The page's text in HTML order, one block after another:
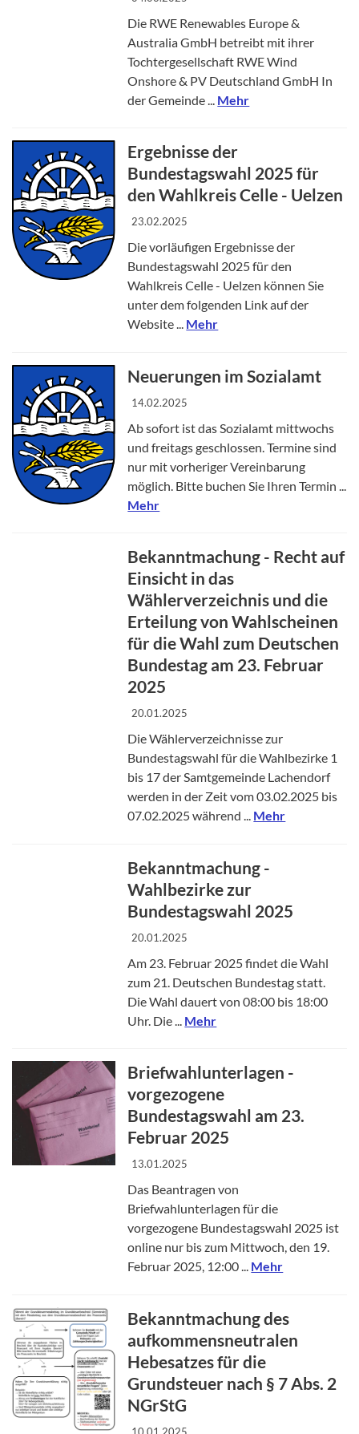
Die RWE Renewables Europe &
Australia GmbH betreibt mit ihrer
Tochtergesellschaft RWE Wind
Onshore & PV Deutschland GmbH In
der Gemeinde ... Mehr
Ergebnisse der
Bundestagswahl 2025 für
den Wahlkreis Celle - Uelzen
23.02.2025
Die vorläufigen Ergebnisse der
Bundestagswahl 2025 für den
Wahlkreis Celle - Uelzen können Sie
unter dem folgenden Link auf der
Website ... Mehr
Neuerungen im Sozialamt
14.02.2025
Ab sofort ist das Sozialamt mittwochs
und freitags geschlossen. Termine sind
nur mit vorheriger Vereinbarung
möglich. Bitte buchen Sie Ihren Termin ...
Mehr
Bekanntmachung - Recht auf
Einsicht in das
Wählerverzeichnis und die
Erteilung von Wahlscheinen
für die Wahl zum Deutschen
Bundestag am 23. Februar
2025
20.01.2025
Die Wählerverzeichnisse zur
Bundestagswahl für die Wahlbezirke 1
bis 17 der Samtgemeinde Lachendorf
werden in der Zeit vom 03.02.2025 bis
07.02.2025 während ... Mehr
Bekanntmachung -
Wahlbezirke zur
Bundestagswahl 2025
20.01.2025
Am 23. Februar 2025 findet die Wahl
zum 21. Deutschen Bundestag statt.
Die Wahl dauert von 08:00 bis 18:00
Uhr. Die ... Mehr
Briefwahlunterlagen -
vorgezogene
Bundestagswahl am 23.
Februar 2025
13.01.2025
Das Beantragen von
Briefwahlunterlagen für die
vorgezogene Bundestagswahl 2025 ist
online nur bis zum Mittwoch, den 19.
Februar 2025, 12:00 ... Mehr
Bekanntmachung des
aufkommensneutralen
Hebesatzes für die
Grundsteuer nach § 7 Abs. 2
NGrStG
10.01.2025